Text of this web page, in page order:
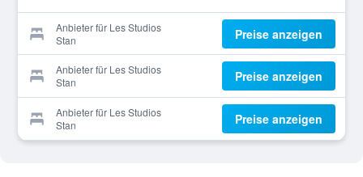
Anbieter für Les Studios
Stan
Preise anzeigen
Anbieter für Les Studios
Stan
Preise anzeigen
Anbieter für Les Studios
Stan
Preise anzeigen